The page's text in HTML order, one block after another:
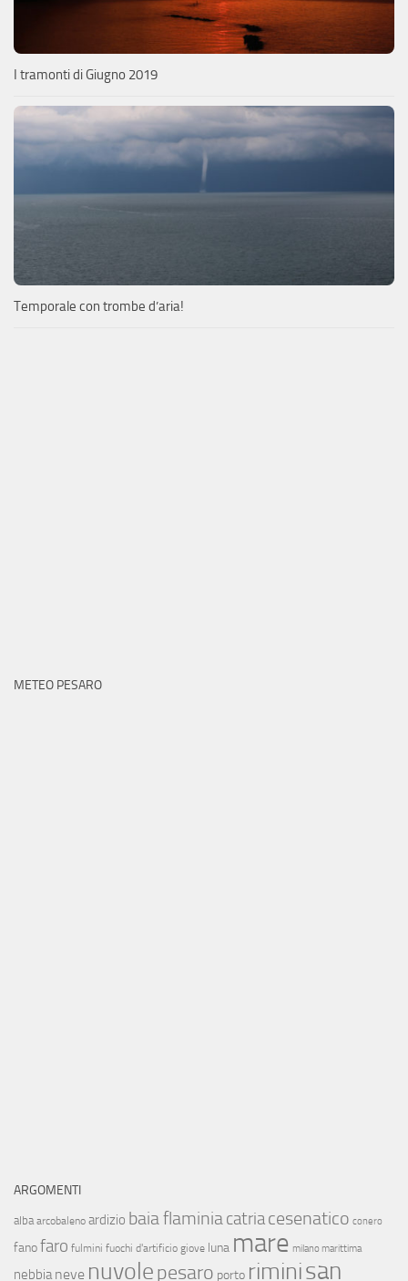
I tramonti di Giugno 2019
Temporale con trombe d’aria!
METEO PESARO
ARGOMENTI
alba arcobaleno ardizio baia flaminia catriacesenatico conero
fanofaro fulmini fuochi d'artificio giove luna mare milano marittima
nebbia neve nuvolepesaro porto riminisan